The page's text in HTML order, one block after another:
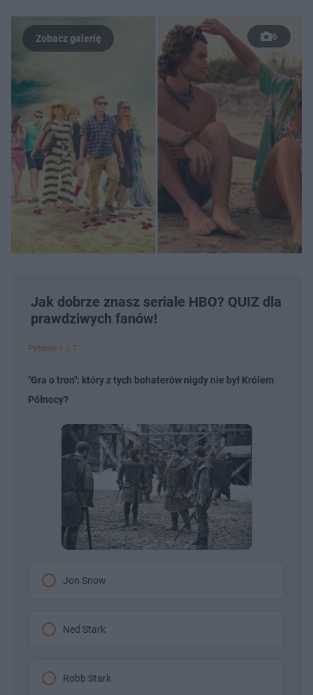
6
Jak dobrze znasz seriale HBO? QUIZ dla
prawdziwych fanów!
Pytanie 1 z 7
"Gra o tron": który z tych bohaterów nigdy nie był Królem
Północy?
Jon Snow
Ned Stark
Robb Stark